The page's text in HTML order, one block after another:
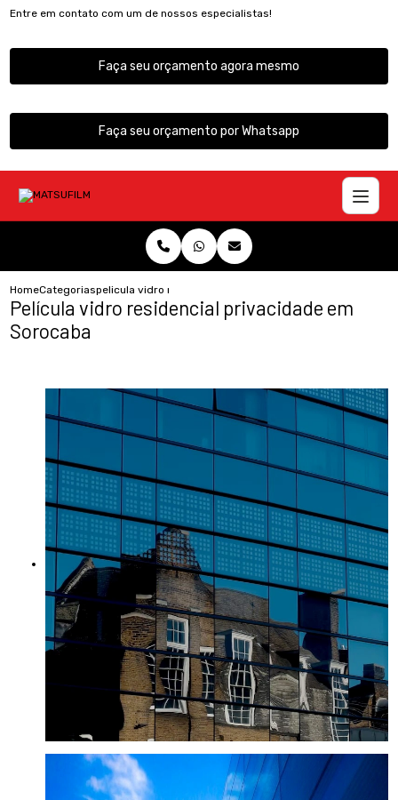
Entre em contato com um de nossos especialistas!
Faça seu orçamento agora mesmo
Faça seu orçamento por Whatsapp
HomeCategoriaspelicula vidro residencial privacidade sorocaba
Película vidro residencial privacidade em
Sorocaba